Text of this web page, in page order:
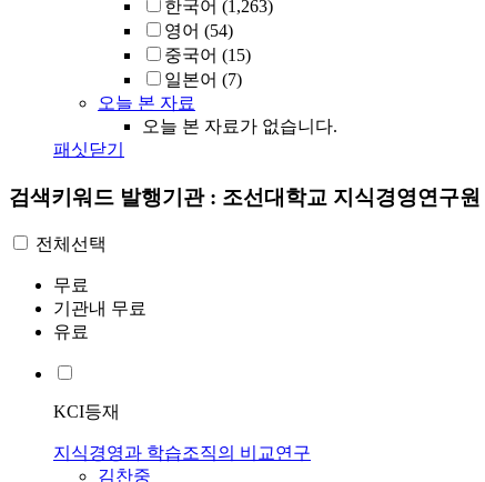
한국어 (1,263)
영어 (54)
중국어 (15)
일본어 (7)
오늘 본 자료
오늘 본 자료가 없습니다.
패싯닫기
검색키워드 발행기관 : 조선대학교 지식경영연구원
전체선택
무료
기관내 무료
유료
KCI등재
지식경영과 학습조직의 비교연구
김찬중